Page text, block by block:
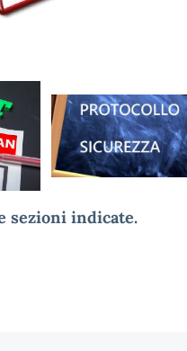
sezioni indicate.